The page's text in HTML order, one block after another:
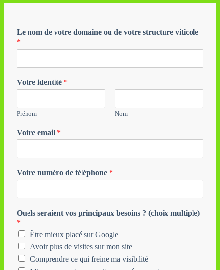
Le nom de votre domaine ou de votre structure viticole
*
Votre identité *
Prénom Nom
Votre email *
Votre numéro de téléphone *
Quels seraient vos principaux besoins ? (choix multiple)
*
Être mieux placé sur Google
Avoir plus de visites sur mon site
Comprendre ce qui freine ma visibilité